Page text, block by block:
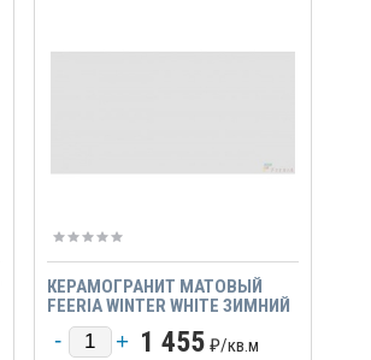
КЕРАМОГРАНИТ МАТОВЫЙ
FEERIA WINTER WHITE ЗИМНИЙ
БЕЛЫЙ
1 455 ₽/кв.м